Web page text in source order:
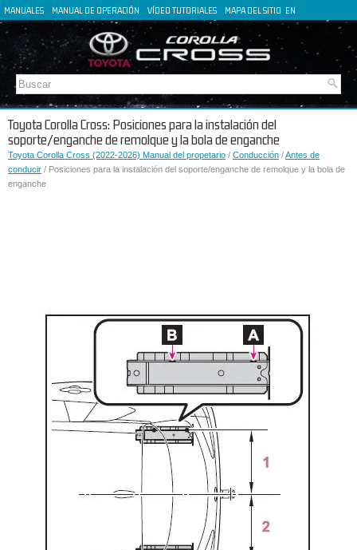
MANUALES MANUAL DE OPERACIÓN VÍDEO TUTORIALES MAPA DEL SITIO EN
FR
IT
Toyota Corolla Cross: Posiciones para la instalación del
soporte/enganche de remolque y la bola de enganche
Toyota Corolla Cross (2022-2026) Manual del propetario / Conducción /Antes de
conducir / Posiciones para la instalación del soporte/enganche de remolque y la bola de
enganche